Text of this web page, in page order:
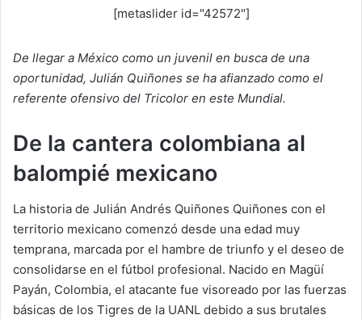
[metaslider id="42572"]
De llegar a México como un juvenil en busca de una
oportunidad, Julián Quiñones se ha afianzado como el
referente ofensivo del Tricolor en este Mundial.
De la cantera colombiana al
balompié mexicano
La historia de Julián Andrés Quiñones Quiñones con el
territorio mexicano comenzó desde una edad muy
temprana, marcada por el hambre de triunfo y el deseo de
consolidarse en el fútbol profesional. Nacido en Magüí
Payán, Colombia, el atacante fue visoreado por las fuerzas
básicas de los Tigres de la UANL debido a sus brutales